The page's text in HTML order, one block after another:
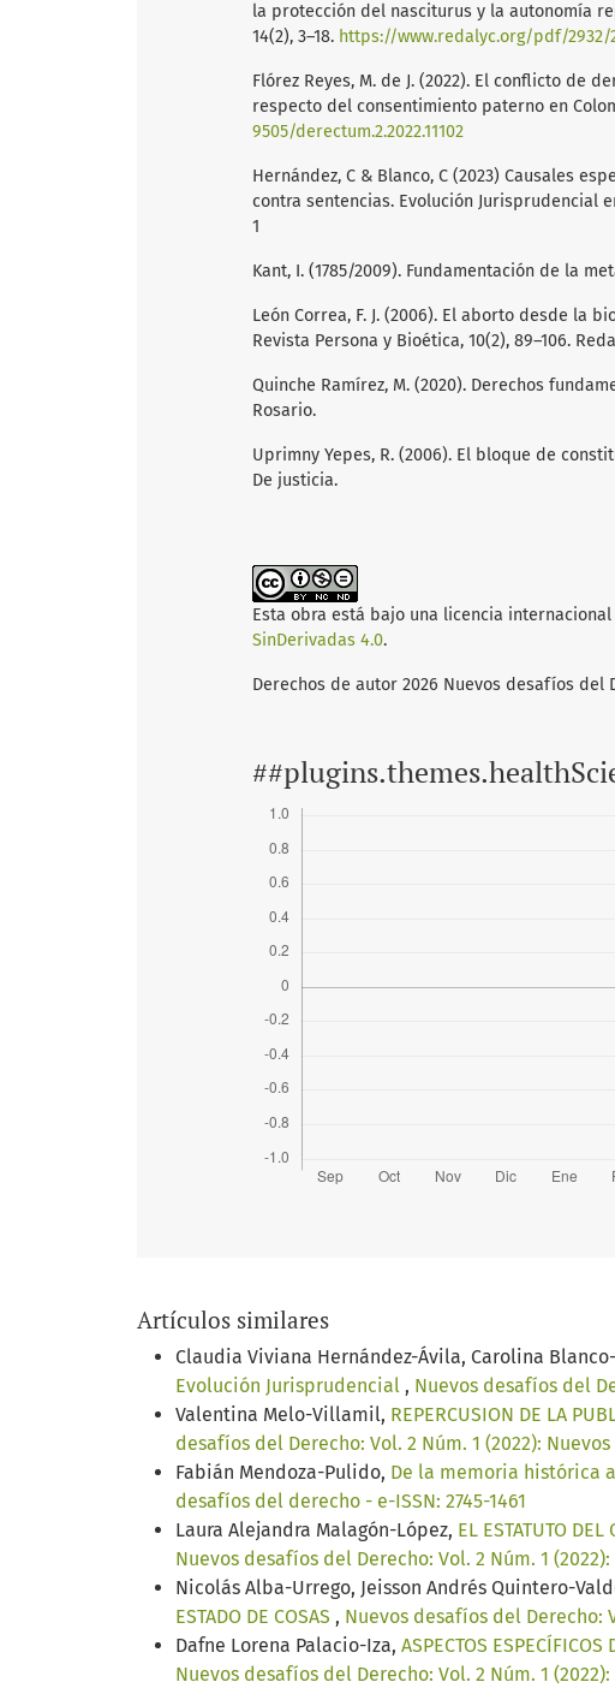
la protección del nasciturus y la autonomía
14(2), 3–18. https://www.redalyc.org/pdf/2932/
Flórez Reyes, M. de J. (2022). El conflicto de
respecto del consentimiento paterno en
9505/derectum.2.2022.11102
Hernández, C & Blanco, C (2023) Causales
contra sentencias. Evolución Jurisprudencial
1
Kant, I. (1785/2009). Fundamentación de la
León Correa, F. J. (2006). El aborto desde la
Revista Persona y Bioética, 10(2), 89–106.
Quinche Ramírez, M. (2020). Derechos
Rosario.
Uprimny Yepes, R. (2006). El bloque de
De justicia.
Esta obra está bajo una licencia internacional
SinDerivadas 4.0.
Derechos de autor 2026 Nuevos desafíos del
Artículos similares
Claudia Viviana Hernández-Ávila, Carolina
Evolución Jurisprudencial , Nuevos desafíos del
Valentina Melo-Villamil, REPERCUSION DE LA
desafíos del Derecho: Vol. 2 Núm. 1 (2022):
Fabián Mendoza-Pulido, De la memoria histórica
desafíos del derecho - e-ISSN: 2745-1461
Laura Alejandra Malagón-López, EL ESTATUTO
Nuevos desafíos del Derecho: Vol. 2 Núm. 1
Nicolás Alba-Urrego, Jeisson Andrés Quintero-
ESTADO DE COSAS , Nuevos desafíos del Derecho:
Dafne Lorena Palacio-Iza, ASPECTOS
Nuevos desafíos del Derecho: Vol. 2 Núm. 1